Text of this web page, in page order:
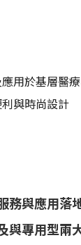
用於基層醫
與時尚設計
務與應用落
與專用型兩